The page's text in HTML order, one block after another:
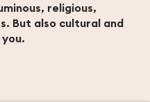
religious,
But also cultural and